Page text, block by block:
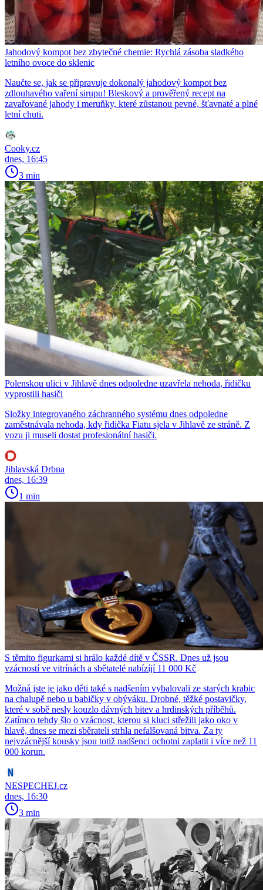
Jahodový kompot bez zbytečné chemie: Rychlá zásoba sladkého
letního ovoce do sklenic
Naučte se, jak se připravuje dokonalý jahodový kompot bez
zdlouhavého vaření sirupu! Bleskový a prověřený recept na
zavařované jahody i meruňky, které zůstanou pevné, šťavnaté a plné
letní chuti.
Cooky.cz
dnes, 16:45
3 min
Polenskou ulici v Jihlavě dnes odpoledne uzavřela nehoda, řidičku
vyprostili hasiči
Složky integrovaného záchranného systému dnes odpoledne
zaměstnávala nehoda, kdy řidička Fiatu sjela v Jihlavě ze stráně. Z
vozu ji museli dostat profesionální hasiči.
Jihlavská Drbna
dnes, 16:39
1 min
S těmito figurkami si hrálo každé dítě v ČSSR. Dnes už jsou
vzácností ve vitrínách a sbětatelé nabízíjí 11 000 Kč
Možná jste je jako děti také s nadšením vybalovali ze starých krabic
na chalupě nebo u babičky v obýváku. Drobné, těžké postavičky,
které v sobě nesly kouzlo dávných bitev a hrdinských příběhů.
Zatímco tehdy šlo o vzácnost, kterou si kluci střežili jako oko v
hlavě, dnes se mezi sběrateli strhla nefalšovaná bitva. Za ty
nejvzácnější kousky jsou totiž nadšenci ochotni zaplatit i více než 11
000 korun.
NESPECHEJ.cz
dnes, 16:30
3 min